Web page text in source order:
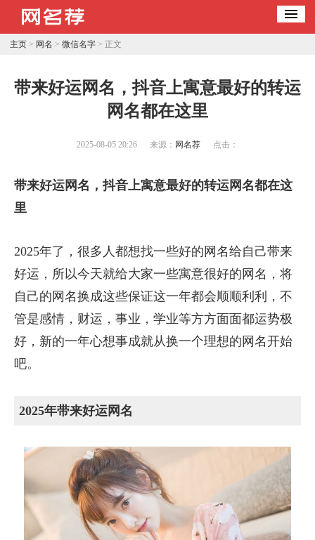
主页> 网名 > 微信名字> 正文
带来好运网名，抖音上寓意最好的转运
网名都在这里
2025-08-05 20:26 来源： 网名荐 点击：
带来好运网名，抖音上寓意最好的转运网名都在这
里
2025年了，很多人都想找一些好的网名给自己带来
好运，所以今天就给大家一些寓意很好的网名，将
自己的网名换成这些保证这一年都会顺顺利利，不
管是感情，财运，事业，学业等方方面面都运势极
好，新的一年心想事成就从换一个理想的网名开始
吧。
2025年带来好运网名